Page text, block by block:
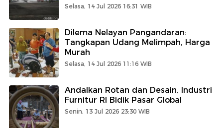
Selasa, 14 Jul 2026 16:31 WIB
Dilema Nelayan Pangandaran:
Tangkapan Udang Melimpah, Harga
Murah
Selasa, 14 Jul 2026 11:16 WIB
Andalkan Rotan dan Desain, Industri
Furnitur RI Bidik Pasar Global
Senin, 13 Jul 2026 23:30 WIB